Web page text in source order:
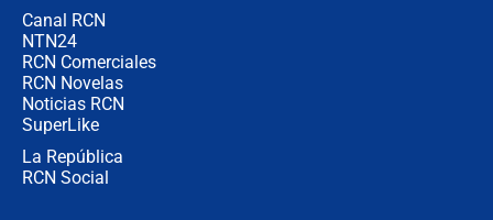
Canal RCN
NTN24
RCN Comerciales
RCN Novelas
Noticias RCN
SuperLike
La República
RCN Social